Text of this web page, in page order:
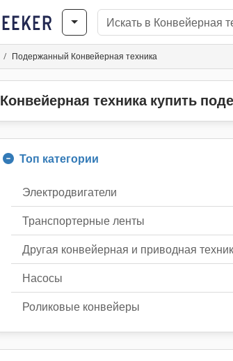
Подержанный Конвейерная техника
Конвейерная техника купить
Топ категории
Электродвигатели
Транспортерные ленты
Другая конвейерная и приводная
Насосы
Роликовые конвейеры